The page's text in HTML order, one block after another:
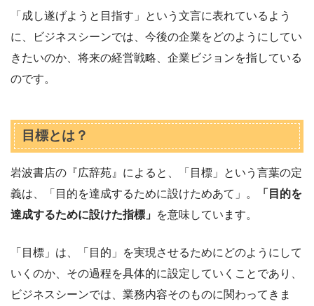
「成し遂げようと目指す」という文言に表れているよう
に、ビジネスシーンでは、今後の企業をどのようにしてい
きたいのか、将来の経営戦略、企業ビジョンを指している
のです。
目標とは？
岩波書店の『広辞苑』によると、「目標」という言葉の定
義は、「目的を達成するために設けためあて」。
「目的を
達成するために設けた指標」 を意味しています。
「目標」は、「目的」を実現させるためにどのようにして
いくのか、その過程を具体的に設定していくことであり、
ビジネスシーンでは、業務内容そのものに関わってきま